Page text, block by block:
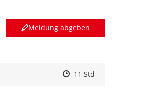
Meldung abgeben
Zeitpunkt des
Zeitpunkt des
11 StdZur Äußerung